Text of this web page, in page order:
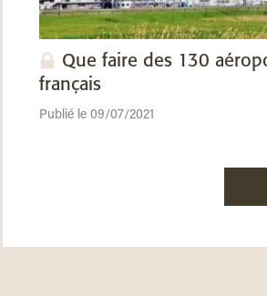
Que faire des 130
français
Publié le 09/07/2021